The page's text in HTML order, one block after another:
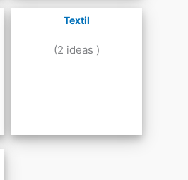
Textil
(2 ideas )